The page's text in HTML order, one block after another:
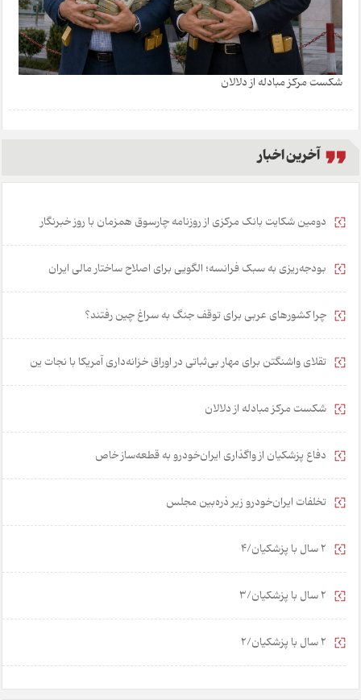
شکست مرکز مبادله از دلالان
آخرین اخبار
دومین شکایت بانک مرکزی از روزنامه چارسوق همزمان با روز خبرنگار
بودجه‌ریزی به سبک فرانسه؛ الگویی برای اصلاح ساختار مالی ایران
چرا کشورهای عربی برای توقف جنگ به سراغ چین رفتند؟
تقلای واشنگتن برای مهار بی‌ثباتی در اوراق خزانه‌داری آمریکا با نجات ین
شکست مرکز مبادله از دلالان
دفاع پزشکیان از واگذاری ایران‌خودرو به قطعه‌ساز خاص
تخلفات ایران‌خودرو زیر ذره‌بین مجلس